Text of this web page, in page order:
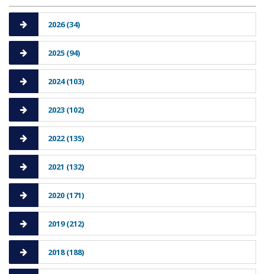
2026 (34)
2025 (94)
2024 (103)
2023 (102)
2022 (135)
2021 (132)
2020 (171)
2019 (212)
2018 (188)